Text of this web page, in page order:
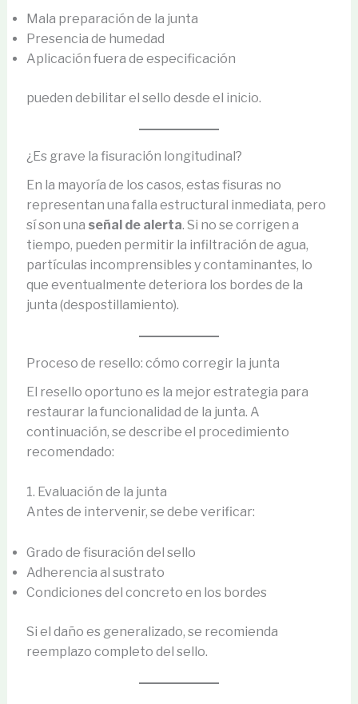
Mala preparación de la junta
Presencia de humedad
Aplicación fuera de especificación
pueden debilitar el sello desde el inicio.
¿Es grave la fisuración longitudinal?
En la mayoría de los casos, estas fisuras no
representan una falla estructural inmediata, pero
sí son una señal de alerta. Si no se corrigen a
tiempo, pueden permitir la infiltración de agua,
partículas incomprensibles y contaminantes, lo
que eventualmente deteriora los bordes de la
junta (despostillamiento).
Proceso de resello: cómo corregir la junta
El resello oportuno es la mejor estrategia para
restaurar la funcionalidad de la junta. A
continuación, se describe el procedimiento
recomendado:
1. Evaluación de la junta
Antes de intervenir, se debe verificar:
Grado de fisuración del sello
Adherencia al sustrato
Condiciones del concreto en los bordes
Si el daño es generalizado, se recomienda
reemplazo completo del sello.